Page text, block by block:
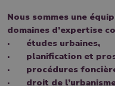
Nous sommes une
domaines d’expertise
· études urbaines,
· planification et
· procédures
· droit de l’urbanisme